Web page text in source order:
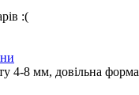
:(
4-8 мм, довільна